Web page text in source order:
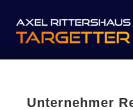
Unternehmer